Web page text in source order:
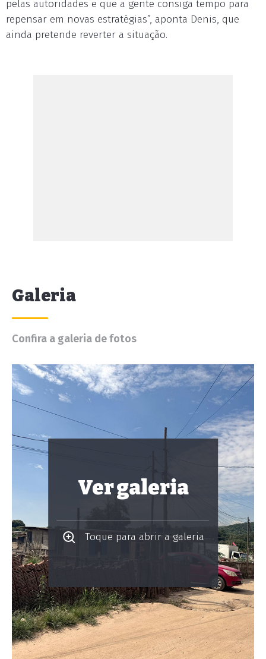
pelas autoridades e que a gente consiga tempo para
repensar em novas estratégias”, aponta Denis, que
ainda pretende reverter a situação.
Galeria
Confira a galeria de fotos
Ver galeria
Toque para abrir a galeria